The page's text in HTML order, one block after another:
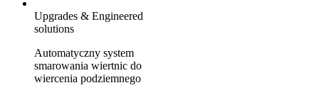
Upgrades & Engineered
solutions
Automatyczny system
smarowania wiertnic do
wiercenia podziemnego